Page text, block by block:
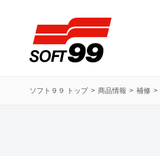
ソフト９９ トップ 商品情報 補修